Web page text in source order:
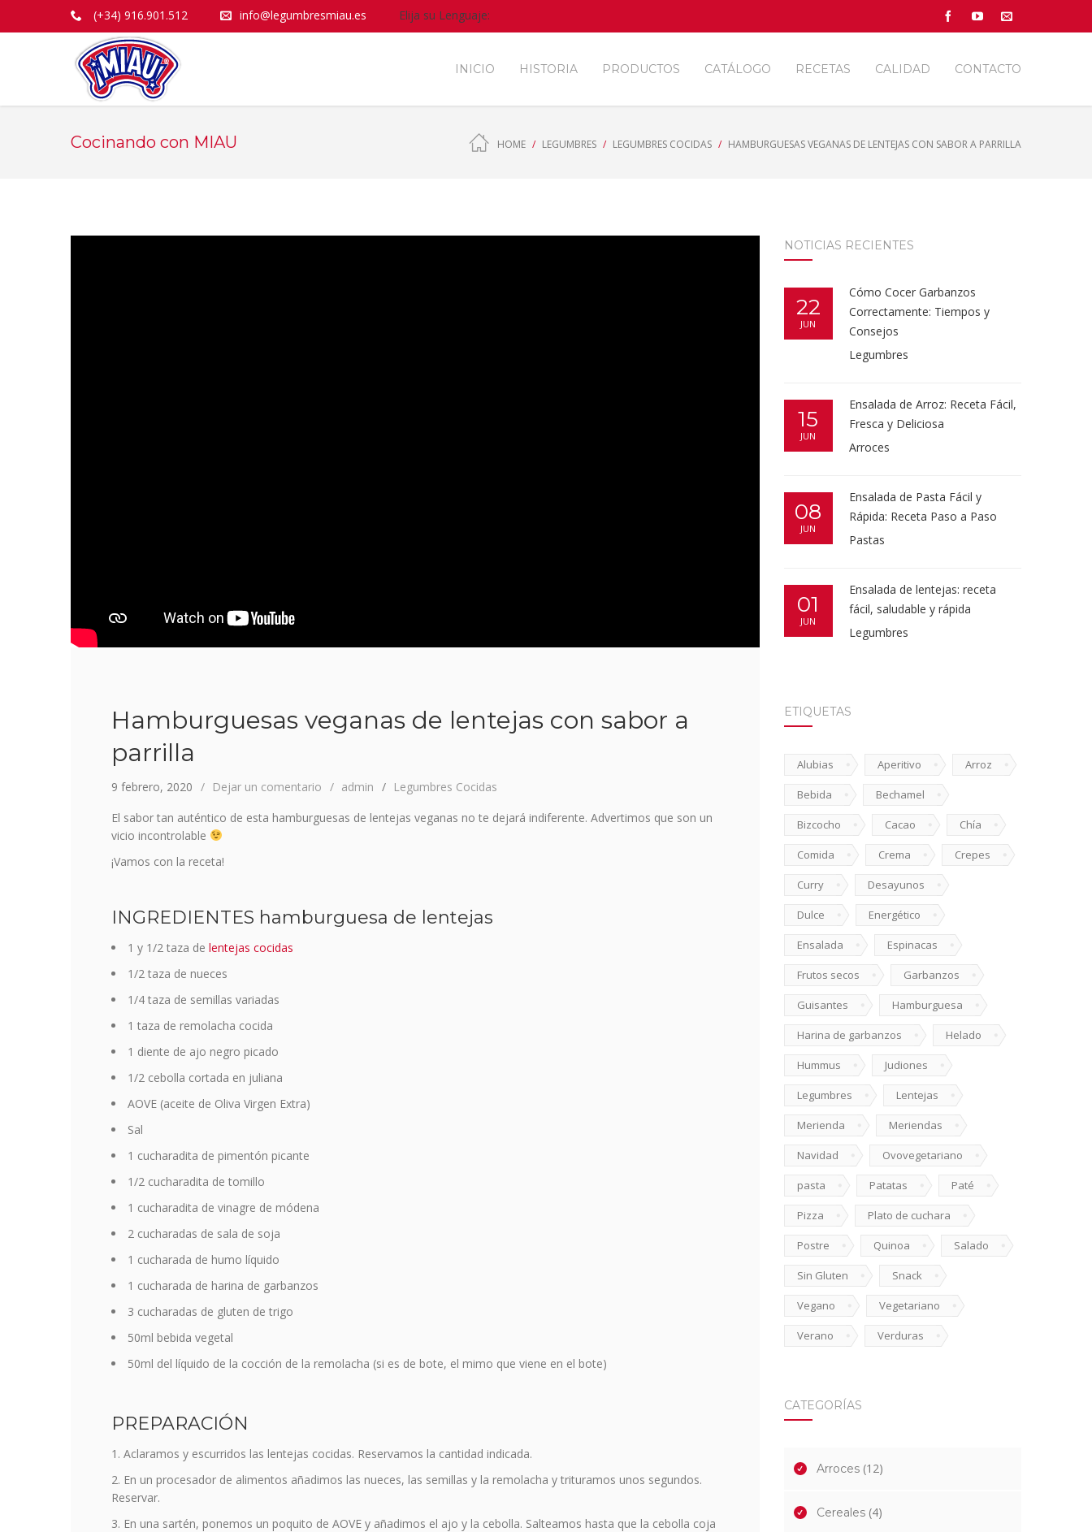
(+34) 916.901.512 info@legumbresmiau.es Elija su Lenguaje:
INICIO HISTORIA PRODUCTOS CATÁLOGO RECETAS CALIDAD CONTACTO
Cocinando con MIAU HOME LEGUMBRES LEGUMBRES COCIDAS HAMBURGUESAS VEGANAS DE LENTEJAS CON SABOR A PARRILLA
Hamburguesas veganas de lentejas con sabor a
parrilla
9 febrero, 2020 Dejar un comentario admin
Legumbres Cocidas
El sabor tan auténtico de esta hamburguesas de lentejas veganas no te dejará indiferente. Advertimos que son un
vicio incontrolable
¡Vamos con la receta!
INGREDIENTES hamburguesa de lentejas
1 y 1/2 taza de lentejas cocidas
1/2 taza de nueces
1/4 taza de semillas variadas
1 taza de remolacha cocida
1 diente de ajo negro picado
1/2 cebolla cortada en juliana
AOVE (aceite de Oliva Virgen Extra)
Sal
1 cucharadita de pimentón picante
1/2 cucharadita de tomillo
1 cucharadita de vinagre de módena
2 cucharadas de sala de soja
1 cucharada de humo líquido
1 cucharada de harina de garbanzos
3 cucharadas de gluten de trigo
50ml bebida vegetal
50ml del líquido de la cocción de la remolacha (si es de bote, el mimo que viene en el bote)
PREPARACIÓN
Aclaramos y escurridos las lentejas cocidas. Reservamos la cantidad indicada.
En un procesador de alimentos añadimos las nueces, las semillas y la remolacha y trituramos unos segundos.
Reservar.
En una sartén, ponemos un poquito de AOVE y añadimos el ajo y la cebolla. Salteamos hasta que la cebolla coja
NOTICIAS RECIENTES
22
JUN
Cómo Cocer Garbanzos
Correctamente: Tiempos y
Consejos
Legumbres
15
JUN
Ensalada de Arroz: Receta Fácil,
Fresca y Deliciosa
Arroces
08
JUN
Ensalada de Pasta Fácil y
Rápida: Receta Paso a Paso
Pastas
01
JUN
Ensalada de lentejas: receta
fácil, saludable y rápida
Legumbres
ETIQUETAS
Alubias Aperitivo Arroz
Bebida Bechamel
Bizcocho Cacao Chía
Comida Crema Crepes
Curry Desayunos
Dulce Energético
Ensalada Espinacas
Frutos secos Garbanzos
Guisantes Hamburguesa
Harina de garbanzos Helado
Hummus Judiones
Legumbres Lentejas
Merienda Meriendas
Navidad Ovovegetariano
pasta Patatas Paté
Pizza Plato de cuchara
Postre Quinoa Salado
Sin Gluten Snack
Vegano Vegetariano
Verano Verduras
CATEGORÍAS
Arroces(12)
Cereales(4)